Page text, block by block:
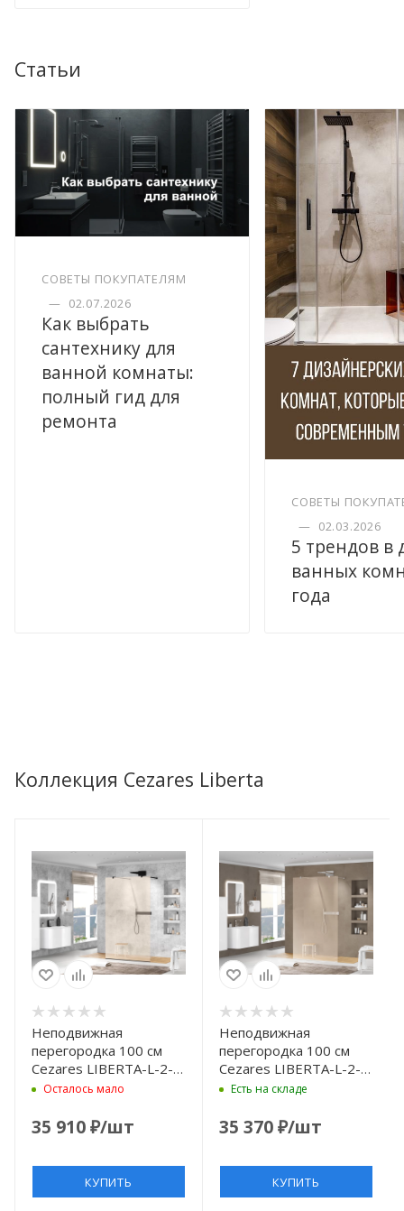
Статьи
СОВЕТЫ ПОКУПАТЕЛЯМ
— 02.07.2026
Как выбрать
сантехнику для
ванной комнаты:
полный гид для
ремонта
СОВЕТЫ
— 02.03.2026
5 трендов в
ванных
года
Коллекция Cezares Liberta
Неподвижная
перегородка 100 см
Cezares LIBERTA-L-2-
100-BR-NERO бронза
Осталось мало
35 910₽/шт
КУПИТЬ
Неподвижная
перегородка 100 см
Cezares LIBERTA-L-2-
100-BR-Cr бронза
Есть на складе
35 370₽/шт
КУПИТЬ